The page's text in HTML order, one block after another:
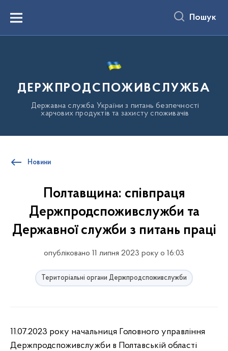
вмістуMenu Пошук
ДЕРЖПРОДСПОЖИВСЛУЖБА
Державна служба України з питань безпечності
харчових продуктів та захисту споживачів
Новини
Полтавщина: співпраця
Держпродспоживслужби та
Державної служби з питань праці
опубліковано 11 липня 2023 року о 16:03
Територіальні органи Держпродспоживслужби
11.07.2023 року начальниця Головного управління
Держпродспоживслужби в Полтавській області